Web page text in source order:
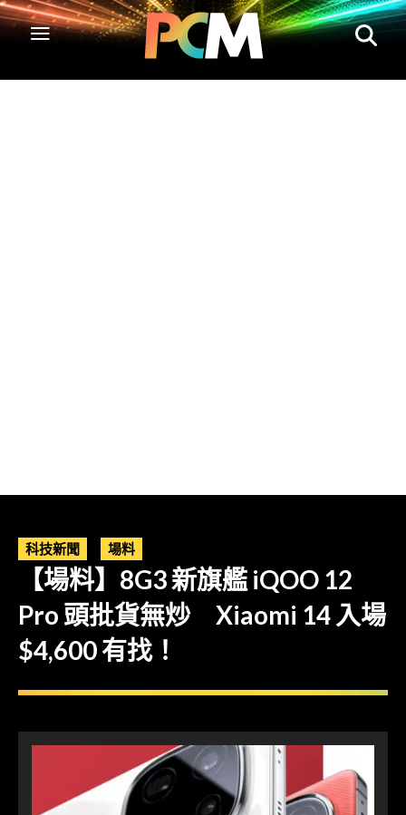
科技新聞 場料
【場料】8G3 新旗艦 iQOO 12
Pro 頭批貨無炒 Xiaomi 14 入場
$4,600 有找！